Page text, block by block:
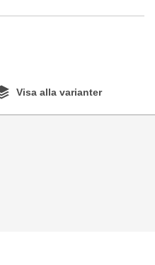
Visa alla varianter